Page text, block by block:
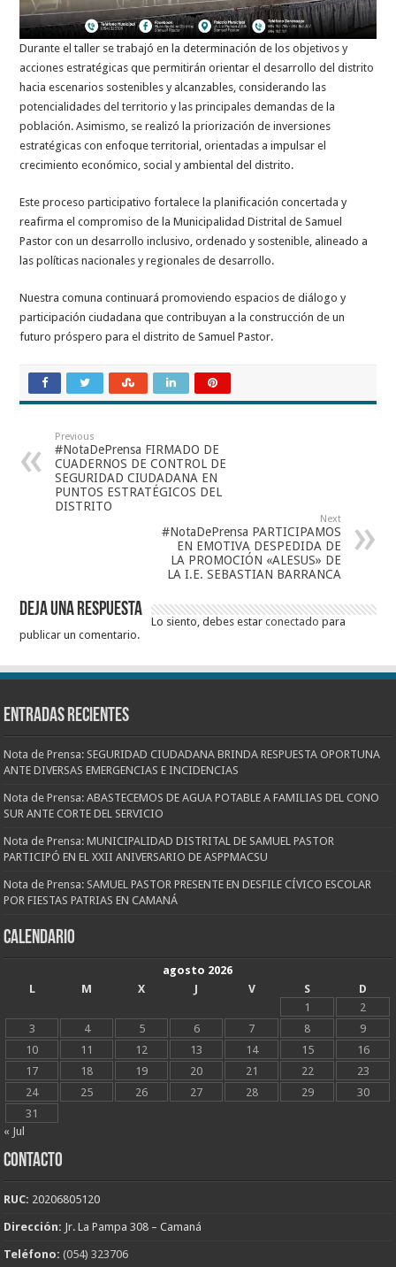
Durante el taller se trabajó en la determinación de los objetivos y
acciones estratégicas que permitirán orientar el desarrollo del distrito
hacia escenarios sostenibles y alcanzables, considerando las
potencialidades del territorio y las principales demandas de la
población. Asimismo, se realizó la priorización de inversiones
estratégicas con enfoque territorial, orientadas a impulsar el
crecimiento económico, social y ambiental del distrito.
Este proceso participativo fortalece la planificación concertada y
reafirma el compromiso de la Municipalidad Distrital de Samuel
Pastor con un desarrollo inclusivo, ordenado y sostenible, alineado a
las políticas nacionales y regionales de desarrollo.
Nuestra comuna continuará promoviendo espacios de diálogo y
participación ciudadana que contribuyan a la construcción de un
futuro próspero para el distrito de Samuel Pastor.
Previous
#NotaDePrensa FIRMADO DE
CUADERNOS DE CONTROL DE
SEGURIDAD CIUDADANA EN
PUNTOS ESTRATÉGICOS DEL
DISTRITO
Next
#NotaDePrensa PARTICIPAMOS
EN EMOTIVA DESPEDIDA DE
LA PROMOCIÓN «ALESUS» DE
LA I.E. SEBASTIAN BARRANCA
Deja una respuesta
Lo siento, debes estarconectado para
publicar un comentario.
Entradas recientes
Nota de Prensa: SEGURIDAD CIUDADANA BRINDA RESPUESTA OPORTUNA
ANTE DIVERSAS EMERGENCIAS E INCIDENCIAS
Nota de Prensa: ABASTECEMOS DE AGUA POTABLE A FAMILIAS DEL CONO
SUR ANTE CORTE DEL SERVICIO
Nota de Prensa: MUNICIPALIDAD DISTRITAL DE SAMUEL PASTOR
PARTICIPÓ EN EL XXII ANIVERSARIO DE ASPPMACSU
Nota de Prensa: SAMUEL PASTOR PRESENTE EN DESFILE CÍVICO ESCOLAR
POR FIESTAS PATRIAS EN CAMANÁ
CALENDARIO
agosto 2026
L
M X J V S
D
1
2
3
4 5 6 7 8
9
10
11 12 13 14 15
16
17
18 19 20 21 22
23
24
25 26 27 28 29
30
31
« Jul
CONTACTO
RUC: 20206805120
Dirección: Jr. La Pampa 308 – Camaná
Teléfono: (054) 323706